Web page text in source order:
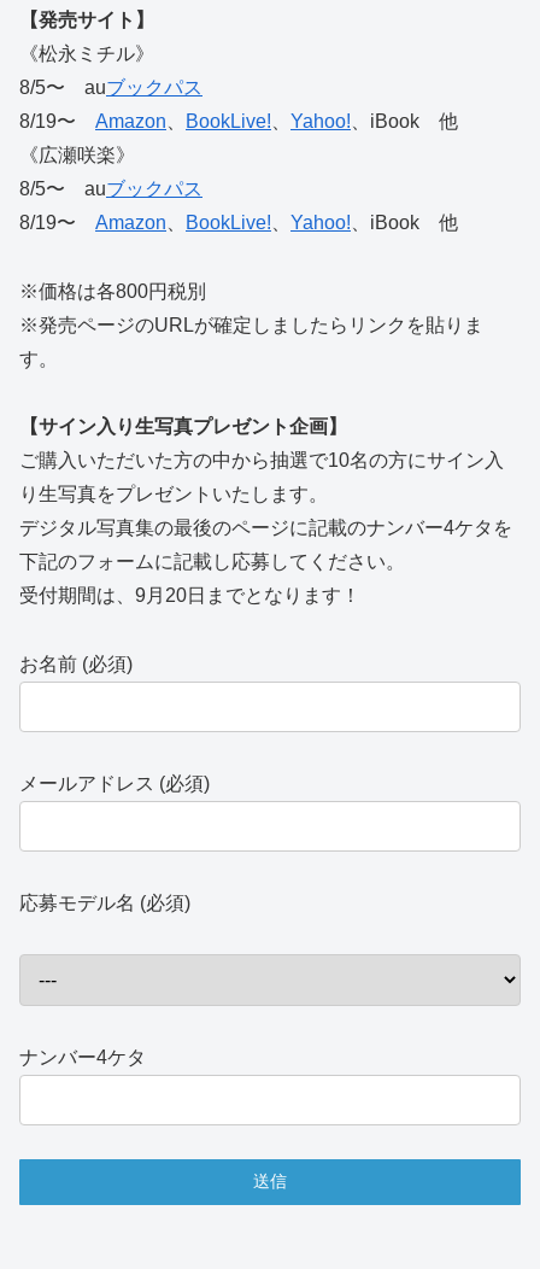
【発売サイト】
《松永ミチル》
8/5〜 auブックパス
8/19〜 Amazon BookLive! Yahoo! 、iBook 他
《広瀬咲楽》
8/5〜 auブックパス
8/19〜 Amazon BookLive! Yahoo! 、iBook 他
※価格は各800円税別
※発売ページのURLが確定しましたらリンクを貼りま
す。
【サイン入り生写真プレゼント企画】
ご購入いただいた方の中から抽選で10名の方にサイン入
り生写真をプレゼントいたします。
デジタル写真集の最後のページに記載のナンバー4ケタを
下記のフォームに記載し応募してください。
受付期間は、9月20日までとなります！
お名前 (必須)
メールアドレス (必須)
応募モデル名 (必須)
ナンバー4ケタ